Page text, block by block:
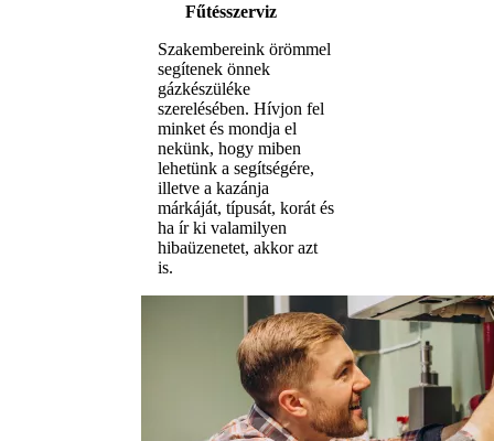
Fűtésszerviz
Szakembereink örömmel
segítenek önnek
gázkészüléke
szerelésében. Hívjon fel
minket és mondja el
nekünk, hogy miben
lehetünk a segítségére,
illetve a kazánja
márkáját, típusát, korát és
ha ír ki valamilyen
hibaüzenetet, akkor azt
is.